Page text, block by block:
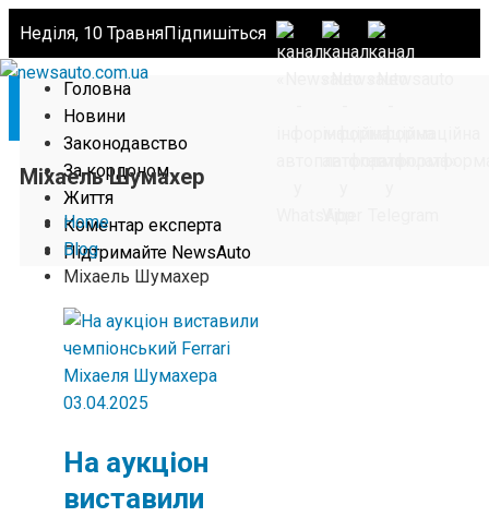
Неділя, 10 ТравняПідпишіться
Головна
Новини
Законодавство
За кордоном
Життя
Коментар експерта
Підтримайте NewsAuto
Міхаель Шумахер
Home
Blog
Міхаель Шумахер
03.04.2025
На аукціон
виставили